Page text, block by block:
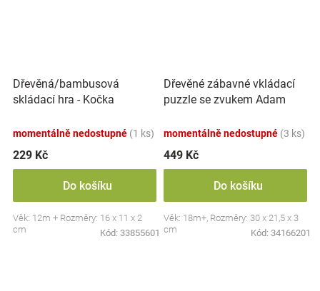
Dřevěná/bambusová
skládací hra - Kočka
momentálně nedostupné (1 ks)
229 Kč
Do košíku
Věk: 12m + Rozměry: 16 x 11 x 2
cm
Kód: 33855601
Dřevěné zábavné vkládací
puzzle se zvukem Adam
momentálně nedostupné (3 ks)
449 Kč
Do košíku
Věk: 18m+, Rozměry: 30 x 21,5 x 3
cm
Kód: 34166201